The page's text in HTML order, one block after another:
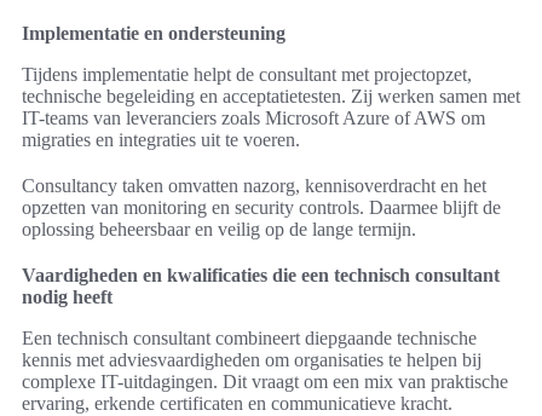
Implementatie en ondersteuning
Tijdens implementatie helpt de consultant met projectopzet,
technische begeleiding en acceptatietesten. Zij werken samen met
IT-teams van leveranciers zoals Microsoft Azure of AWS om
migraties en integraties uit te voeren.
Consultancy taken omvatten nazorg, kennisoverdracht en het
opzetten van monitoring en security controls. Daarmee blijft de
oplossing beheersbaar en veilig op de lange termijn.
Vaardigheden en kwalificaties die een technisch consultant
nodig heeft
Een technisch consultant combineert diepgaande technische
kennis met adviesvaardigheden om organisaties te helpen bij
complexe IT-uitdagingen. Dit vraagt om een mix van praktische
ervaring, erkende certificaten en communicatieve kracht.